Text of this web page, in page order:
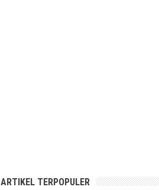
ARTIKEL TERPOPULER